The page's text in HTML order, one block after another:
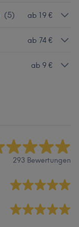
(5) ab 19 €
ab 74 €
ab 9 €
293 Bewertungen